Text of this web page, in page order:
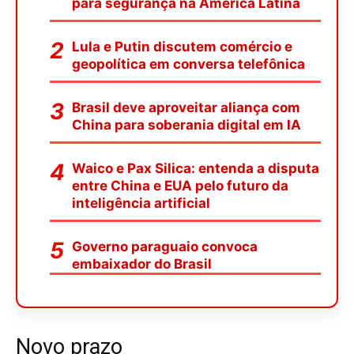
Lula e Putin discutem comércio e
geopolítica em conversa telefônica
Brasil deve aproveitar aliança com
China para soberania digital em IA
Waico e Pax Silica: entenda a disputa
entre China e EUA pelo futuro da
inteligência artificial
Governo paraguaio convoca
embaixador do Brasil
Novo prazo